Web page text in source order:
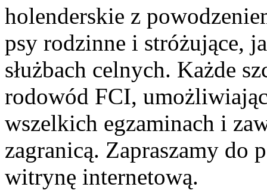
holenderskie z
psy rodzinne i stróżujące,
służbach celnych. Każde
rodowód FCI,
wszelkich egzaminach i
zagranicą. Zapraszamy do
witrynę internetową.